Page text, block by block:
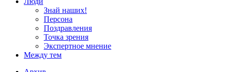
Знай наших!
Персона
Поздравления
Точка зрения
Экспертное мнение
Между тем